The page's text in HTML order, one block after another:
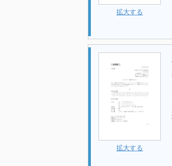
拡大する
拡大する